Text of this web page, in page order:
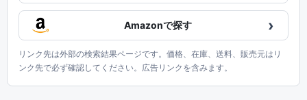
Amazonで探す ›
リンク先は外部の検索結果ページです。価格、在庫、送料、販売元はリ
ンク先で必ず確認してください。広告リンクを含みます。